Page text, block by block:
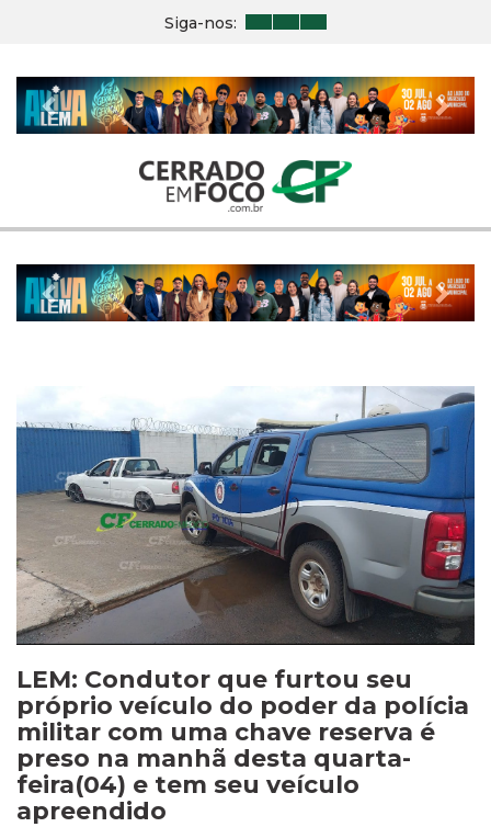
Siga-nos:
Previous Next
Previous Next
LEM: Condutor que furtou seu
próprio veículo do poder da polícia
militar com uma chave reserva é
preso na manhã desta quarta-
feira(04) e tem seu veículo
apreendido